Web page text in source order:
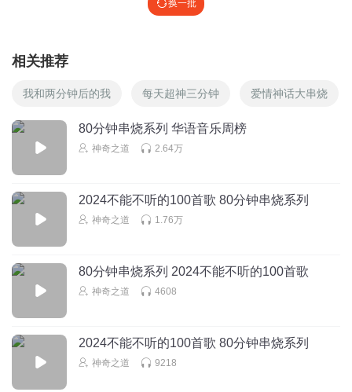
换一批
相关推荐
我和两分钟后的我 每天超神三分钟 爱情神话大串烧
80分钟串烧系列 华语音乐周榜
神奇之道 2.64万
2024不能不听的100首歌 80分钟串烧系列
神奇之道 1.76万
80分钟串烧系列 2024不能不听的100首歌
神奇之道 4608
2024不能不听的100首歌 80分钟串烧系列
神奇之道 9218